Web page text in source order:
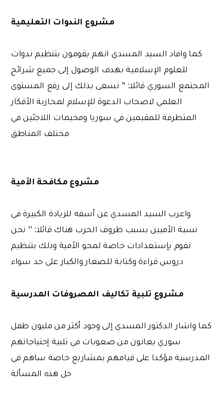
مشروع الندوات التعليمية
كما وافاد السيد المسدي انهم يقومون بتنظيم ندوات
للعلوم الإسلامية بهدف الوصول إلى جميع شرائح
المجتمع السوري قائلا: '' نسعى بذلك إلى رفع المستوى
العلمي لاصحاب الدعوة للإسلام لمحاربة الأفكار
المتطرفة للمقيمين في سوريا ومخيمات اللاجئين في
مختلف المناطق
مشروع مكافحة الأمية
واعرب السيد المسدي عن أسفه للزيادة الكبيرة في
نسبة الأميين بسبب ظروف الحرب هناك قائلا: '' نحن
نقوم بإستعدادات خاصة لمحو الأمية وذلك بتنظيم
دروس قراءة وكتابة للصغار والكبار على حد سواء
مشروع تلبية تكاليف المصروفات المدرسية
كما واشار الدكتور المسدي إلى وجود أكثر من مليون طفل
سوري يعانون من صعوبات في تلبية إحتياجاتهم
المدرسية مؤكدا على قيامهم بمشاريع خاصة ساهم في
حل هذه المسألة